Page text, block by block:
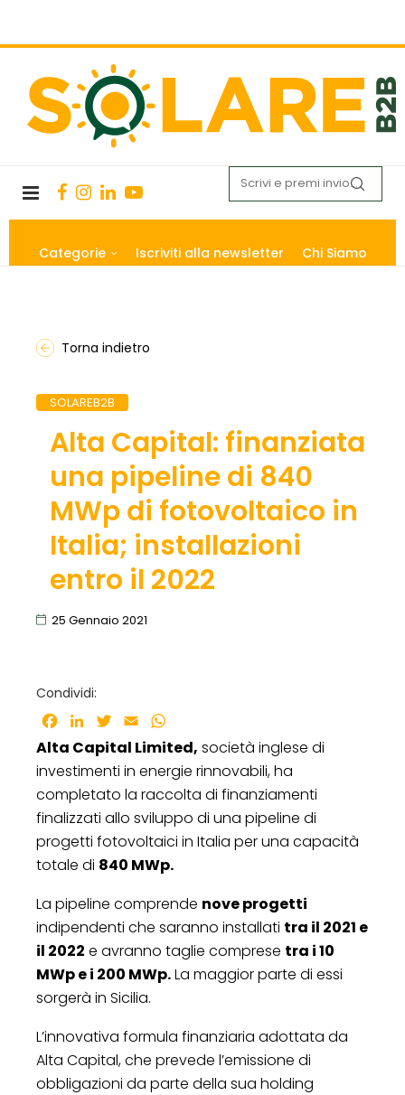
Categorie Iscriviti alla newsletter Chi Siamo
Torna indietro
SOLAREB2B
Alta Capital: finanziata
una pipeline di 840
MWp di fotovoltaico in
Italia; installazioni
entro il 2022
25 Gennaio 2021
Condividi:
Facebook
LinkedInTwitter
Email
Alta Capital Limited, società inglese di
investimenti in energie rinnovabili, ha
completato la raccolta di finanziamenti
finalizzati allo sviluppo di una pipeline di
progetti fotovoltaici in Italia per una capacità
totale di 840 MWp.
La pipeline comprende nove progetti
indipendenti che saranno installati tra il 2021 e
il 2022 e avranno taglie comprese tra i 10
MWp e i 200 MWp.La maggior parte di essi
sorgerà in Sicilia.
L’innovativa formula finanziaria adottata da
Alta Capital, che prevede l’emissione di
obbligazioni da parte della sua holding